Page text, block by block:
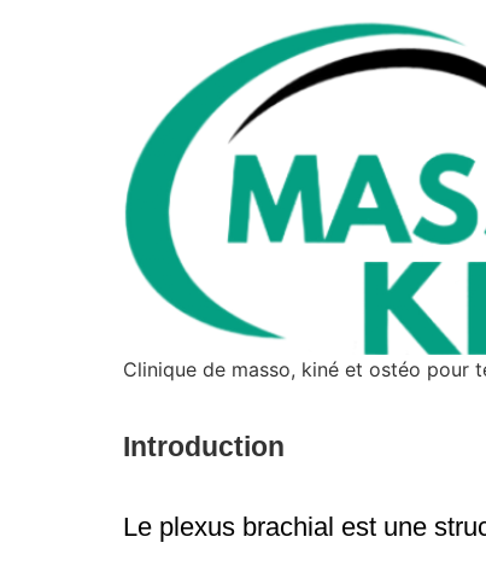
Clinique de masso, kiné et ostéo pour
Introduction
Le plexus brachial est une